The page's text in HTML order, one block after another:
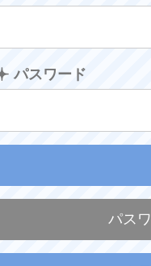
パスワード
パス